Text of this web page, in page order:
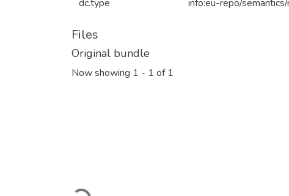
dc.type info:eu-repo/
Files
Original bundle
Now showing 1 - 1 of 1